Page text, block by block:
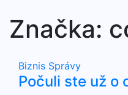
Značka:
Biznis Správy
Počuli ste už o